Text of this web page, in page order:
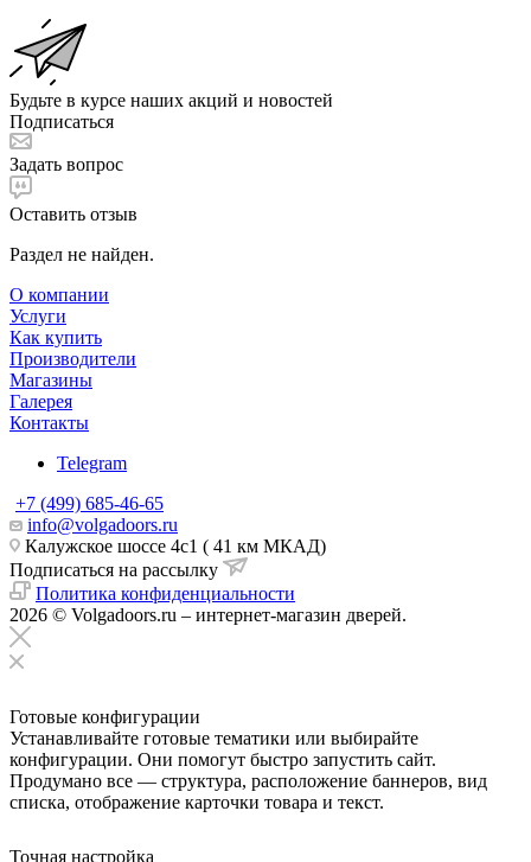
Будьте в курсе наших акций и новостей
Подписаться
Задать вопрос
Оставить отзыв
Раздел не найден.
О компании
Услуги
Как купить
Производители
Магазины
Галерея
Контакты
Telegram
+7 (499) 685-46-65
info@volgadoors.ru
Калужское шоссе 4с1 ( 41 км МКАД)
Подписаться на рассылку
Политика конфиденциальности
2026 © Volgadoors.ru – интернет-магазин дверей.
Готовые конфигурации
Устанавливайте готовые тематики или выбирайте
конфигурации. Они помогут быстро запустить сайт.
Продумано все — структура, расположение баннеров, вид
списка, отображение карточки товара и текст.
Точная настройка